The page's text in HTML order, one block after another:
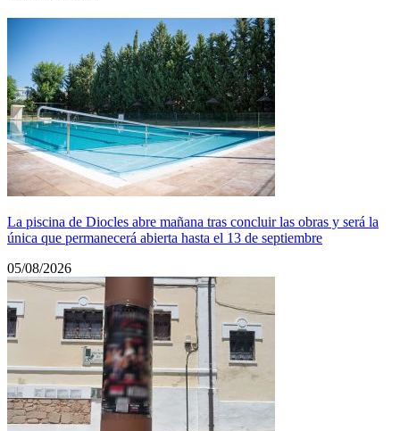
La piscina de Diocles abre mañana tras concluir las obras y será la
única que permanecerá abierta hasta el 13 de septiembre
05/08/2026